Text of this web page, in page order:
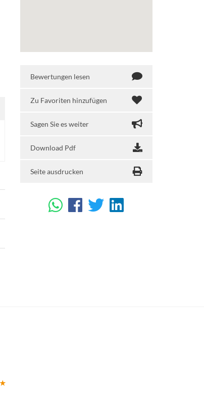
Bewertungen lesen
Zu Favoriten hinzufügen
Sagen Sie es weiter
Download Pdf
Seite ausdrucken